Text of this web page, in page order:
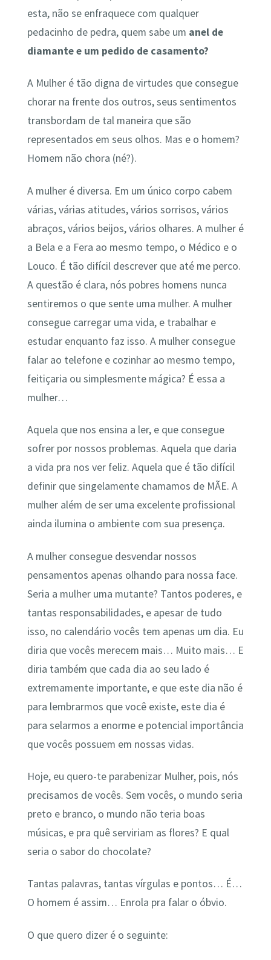
esta, não se enfraquece com qualquer
pedacinho de pedra, quem sabe um anel de
diamante e um pedido de casamento?
A Mulher é tão digna de virtudes que consegue
chorar na frente dos outros, seus sentimentos
transbordam de tal maneira que são
representados em seus olhos. Mas e o homem?
Homem não chora (né?).
A mulher é diversa. Em um único corpo cabem
várias, várias atitudes, vários sorrisos, vários
abraços, vários beijos, vários olhares. A mulher é
a Bela e a Fera ao mesmo tempo, o Médico e o
Louco. É tão difícil descrever que até me perco.
A questão é clara, nós pobres homens nunca
sentiremos o que sente uma mulher. A mulher
consegue carregar uma vida, e trabalhar e
estudar enquanto faz isso. A mulher consegue
falar ao telefone e cozinhar ao mesmo tempo,
feitiçaria ou simplesmente mágica? É essa a
mulher…
Aquela que nos ensina a ler, e que consegue
sofrer por nossos problemas. Aquela que daria
a vida pra nos ver feliz. Aquela que é tão difícil
definir que singelamente chamamos de MÃE. A
mulher além de ser uma excelente profissional
ainda ilumina o ambiente com sua presença.
A mulher consegue desvendar nossos
pensamentos apenas olhando para nossa face.
Seria a mulher uma mutante? Tantos poderes, e
tantas responsabilidades, e apesar de tudo
isso, no calendário vocês tem apenas um dia. Eu
diria que vocês merecem mais… Muito mais… E
diria também que cada dia ao seu lado é
extremamente importante, e que este dia não é
para lembrarmos que você existe, este dia é
para selarmos a enorme e potencial importância
que vocês possuem em nossas vidas.
Hoje, eu quero-te parabenizar Mulher, pois, nós
precisamos de vocês. Sem vocês, o mundo seria
preto e branco, o mundo não teria boas
músicas, e pra quê serviriam as flores? E qual
seria o sabor do chocolate?
Tantas palavras, tantas vírgulas e pontos… É…
O homem é assim… Enrola pra falar o óbvio.
O que quero dizer é o seguinte: